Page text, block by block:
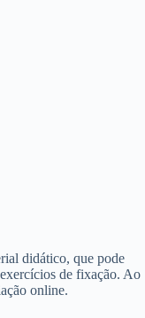
didático, que pode
de fixação. Ao
online.